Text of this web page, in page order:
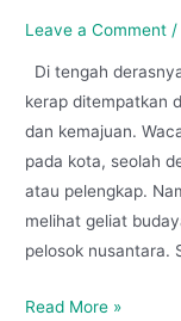
Leave a Comment
Di tengah
kerap ditempatkan
dan kemajuan.
pada kota, seolah
atau pelengkap.
melihat geliat
pelosok nusantara.
Read More »